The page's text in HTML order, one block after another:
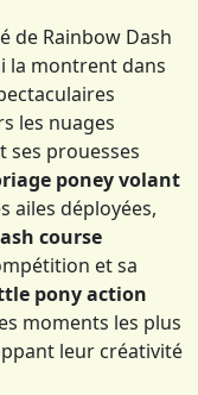
de Rainbow Dash
la montrent dans
les nuages
ses prouesses
poney volant
ailes déployées,
course
et sa
pony action
moments les plus
leur créativité